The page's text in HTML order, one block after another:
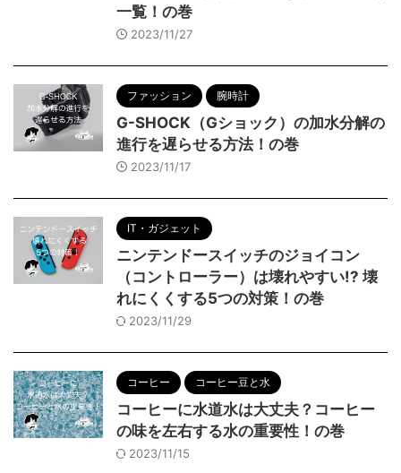
一覧！の巻
2023/11/27
ファッション 腕時計
G-SHOCK（Gショック）の加水分解の
進行を遅らせる方法！の巻
2023/11/17
IT・ガジェット
ニンテンドースイッチのジョイコン
（コントローラー）は壊れやすい!? 壊
れにくくする5つの対策！の巻
2023/11/29
コーヒー コーヒー豆と水
コーヒーに水道水は大丈夫？コーヒー
の味を左右する水の重要性！の巻
2023/11/15